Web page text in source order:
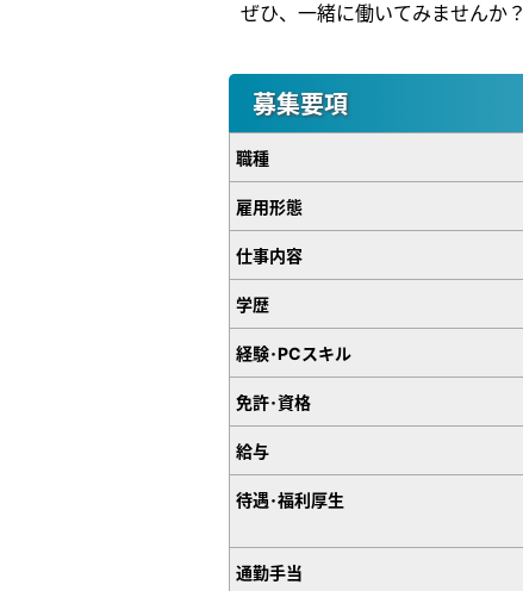
ぜひ、一緒に働いてみませんか？
募集要項
職種
雇用形態
仕事内容
学歴
経験･PCスキル
免許･資格
給与
待遇･福利厚生
通勤手当